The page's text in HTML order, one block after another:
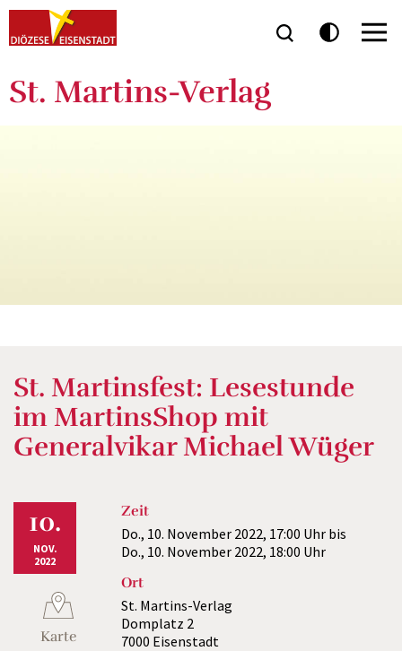
St. Martins-Verlag
St. Martinsfest: Lesestunde
im MartinsShop mit
Generalvikar Michael Wüger
10.
NOV.
2022
Karte
Zeit
Do., 10. November 2022, 17:00 Uhr bis
Do., 10. November 2022, 18:00 Uhr
Ort
St. Martins-Verlag
Domplatz 2
7000 Eisenstadt